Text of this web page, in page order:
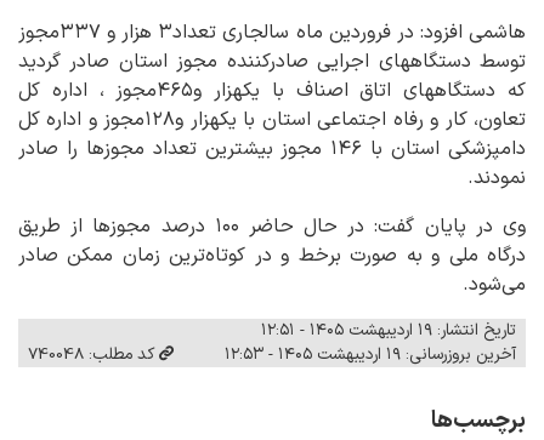
هاشمی افزود: در فروردین ماه سالجاری تعداد۳ هزار و ۳۳۷مجوز
توسط دستگاههای اجرایی صادرکننده مجوز استان صادر گردید
که دستگاههای اتاق اصناف با یکهزار و۴۶۵مجوز ، اداره کل
تعاون، کار و رفاه اجتماعی استان با یکهزار و۱۲۸مجوز و اداره کل
دامپزشکی استان با ۱۴۶ مجوز بیشترین تعداد مجوزها را صادر
نمودند.
وی در پایان گفت: در حال حاضر ۱۰۰ درصد مجوزها از طریق
درگاه ملی و به صورت برخط و در کوتاه‌ترین زمان ممکن صادر
می‌شود.
تاریخ انتشار: ۱۹ اردیبهشت ۱۴۰۵ - ۱۲:۵۱
آخرین بروزرسانی: ۱۹ اردیبهشت ۱۴۰۵ - ۱۲:۵۳
کد مطلب: 740048
برچسب‌ها